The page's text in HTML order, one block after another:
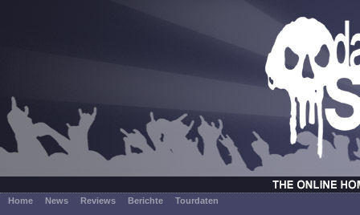
Home News Reviews Berichte Tourdaten